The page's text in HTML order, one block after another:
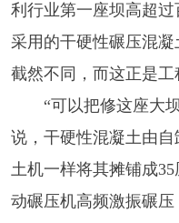
利行业第一座坝高超过
采用的干硬性碾压混
截然不同，而这正是工
“可以把修这座大
说，干硬性混凝土由
土机一样将其摊铺成
动碾压机高频激振碾